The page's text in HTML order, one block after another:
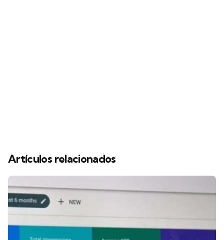
Artículos relacionados